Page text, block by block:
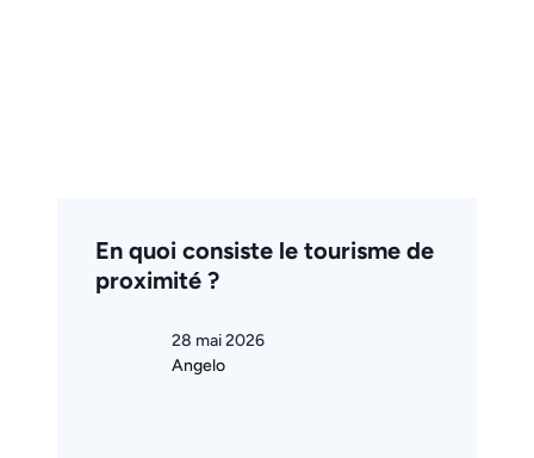
En quoi consiste le tourisme de
proximité ?
28 mai 2026
Angelo